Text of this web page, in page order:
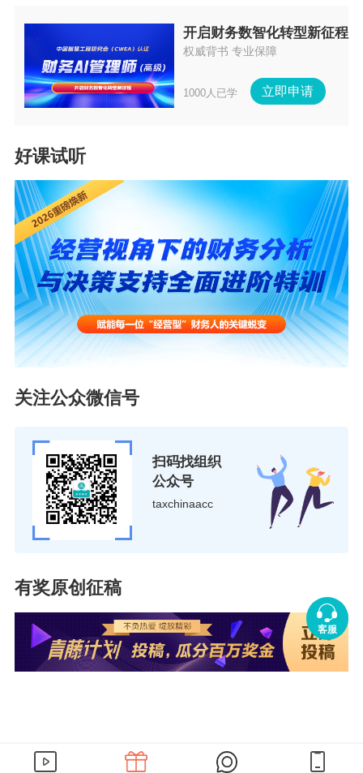
开启财务数智化转型新征程
权威背书 专业保障
1000人已学 立即申请
好课试听
关注公众微信号
扫码找组织
公众号
taxchinaacc
有奖原创征稿
客服